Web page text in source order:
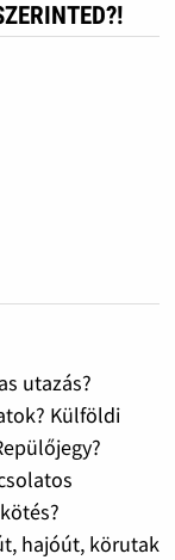
utazás?
Külföldi
hajóút, körutak